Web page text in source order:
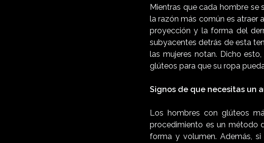
Mientras que cada hombre se
la razón más común es atraer
proyección y la forma del
subyacentes detrás de esta
las mujeres notan. Dicho
glúteos para que su ropa
Signos de que necesitas un
Los hombres con glúteos
procedimiento es un método
forma y volumen. Además,